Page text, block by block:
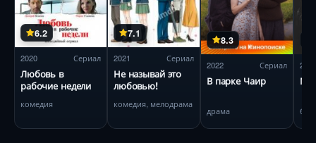
6.2
2020 Сериал
Любовь в
рабочие недели
комедия
7.1
2021 Сериал
Не называй это
любовью!
комедия, мелодрама
8.3
2022 Сериал
В парке Чаир
драма
2020